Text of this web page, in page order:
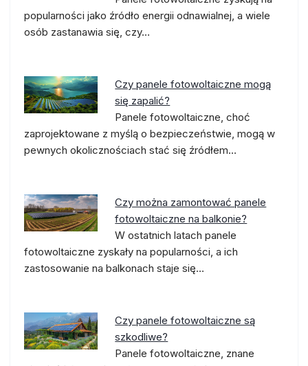
popularności jako źródło energii odnawialnej, a wiele
osób zastanawia się, czy…
Czy panele fotowoltaiczne mogą
się zapalić?
Panele fotowoltaiczne, choć
zaprojektowane z myślą o bezpieczeństwie, mogą w
pewnych okolicznościach stać się źródłem…
Czy można zamontować panele
fotowoltaiczne na balkonie?
W ostatnich latach panele
fotowoltaiczne zyskały na popularności, a ich
zastosowanie na balkonach staje się…
Czy panele fotowoltaiczne są
szkodliwe?
Panele fotowoltaiczne, znane